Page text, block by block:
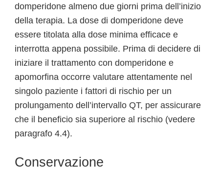
domperidone almeno due giorni prima dell’inizio
della terapia. La dose di domperidone deve
essere titolata alla dose minima efficace e
interrotta appena possibile. Prima di decidere di
iniziare il trattamento con domperidone e
apomorfina occorre valutare attentamente nel
singolo paziente i fattori di rischio per un
prolungamento dell’intervallo QT, per assicurare
che il beneficio sia superiore al rischio (vedere
paragrafo 4.4).
Conservazione